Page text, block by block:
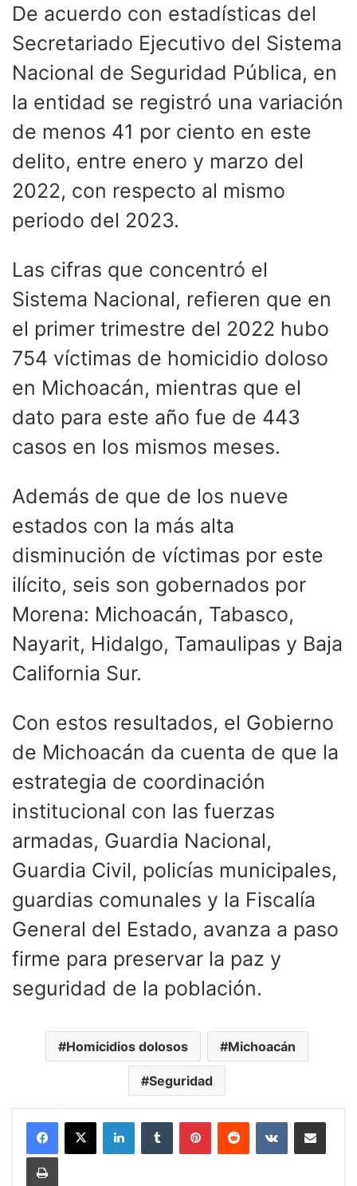
De acuerdo con estadísticas del
Secretariado Ejecutivo del Sistema
Nacional de Seguridad Pública, en
la entidad se registró una variación
de menos 41 por ciento en este
delito, entre enero y marzo del
2022, con respecto al mismo
periodo del 2023.
Las cifras que concentró el
Sistema Nacional, refieren que en
el primer trimestre del 2022 hubo
754 víctimas de homicidio doloso
en Michoacán, mientras que el
dato para este año fue de 443
casos en los mismos meses.
Además de que de los nueve
estados con la más alta
disminución de víctimas por este
ilícito, seis son gobernados por
Morena: Michoacán, Tabasco,
Nayarit, Hidalgo, Tamaulipas y Baja
California Sur.
Con estos resultados, el Gobierno
de Michoacán da cuenta de que la
estrategia de coordinación
institucional con las fuerzas
armadas, Guardia Nacional,
Guardia Civil, policías municipales,
guardias comunales y la Fiscalía
General del Estado, avanza a paso
firme para preservar la paz y
seguridad de la población.
Homicidios dolosos Michoacán
Seguridad
LinkedInTumblr PinterestReddit VKontakteCompartir por
Imprimir